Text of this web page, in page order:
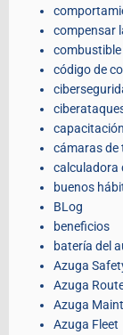
compensar
combustible
código de
capacitación
cámaras de
calculadora
buenos
BLog
beneficios
batería del
Azuga
Azuga
Azuga
Azuga Fleet